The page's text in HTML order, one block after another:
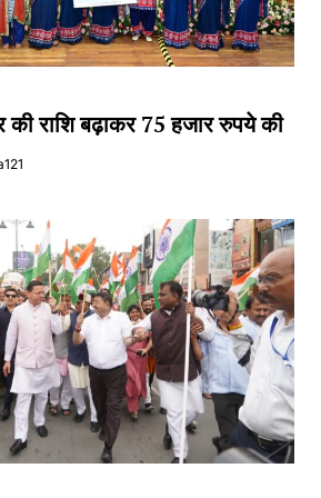
की राशि बढ़ाकर 75 हजार रुपये की